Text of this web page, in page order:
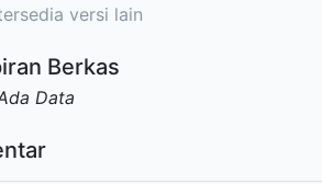
versi lain
Berkas
Data